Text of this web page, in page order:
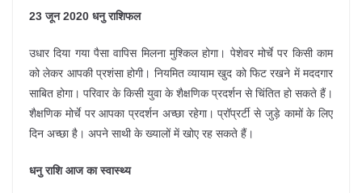
23 जून 2020 धनु राशिफल
उधार दिया गया पैसा वापिस मिलना मुश्किल होगा। पेशेवर मोर्चे पर किसी काम
को लेकर आपकी प्रशंसा होगी। नियमित व्यायाम खुद को फिट रखने में मददगार
साबित होगा। परिवार के किसी युवा के शैक्षणिक प्रदर्शन से चिंतित हो सकते हैं।
शैक्षणिक मोर्चे पर आपका प्रदर्शन अच्छा रहेगा। प्रॉप्रर्टी से जुड़े कामों के लिए
दिन अच्छा है। अपने साथी के ख्यालों में खोए रह सकते हैं।
धनु राशि आज का स्वास्थ्य